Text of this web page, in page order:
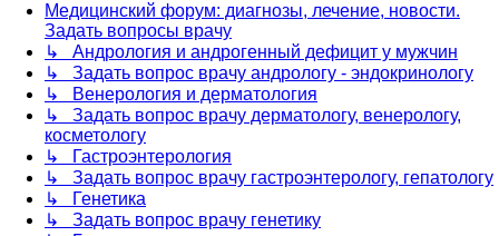
Медицинский форум: диагнозы, лечение, новости.
Задать вопросы врачу
↳ Андрология и андрогенный дефицит у мужчин
↳ Задать вопрос врачу андрологу - эндокринологу
↳ Венерология и дерматология
↳ Задать вопрос врачу дерматологу, венерологу,
косметологу
↳ Гастроэнтерология
↳ Задать вопрос врачу гастроэнтерологу, гепатологу
↳ Генетика
↳ Задать вопрос врачу генетику